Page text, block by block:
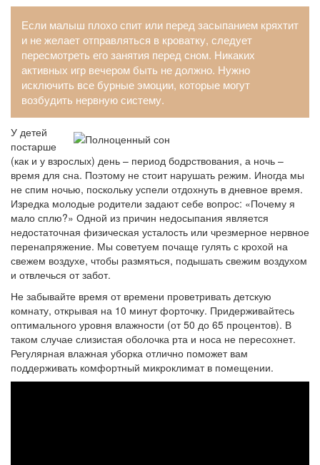
Если малыш плохо спит или перед засыпанием кряхтит
и не желает отправляться в кроватку, следует
пересмотреть его занятия перед сном. Никаких
активных игр вечером быть не должно. Нужно
исключить все бурные эмоции, которые могут
возбудить нервную систему.
У детей
постарше
(как и у взрослых) день – период бодрствования, а ночь –
время для сна. Поэтому не стоит нарушать режим. Иногда мы
не спим ночью, поскольку успели отдохнуть в дневное время.
Изредка молодые родители задают себе вопрос: «Почему я
мало сплю?» Одной из причин недосыпания является
недостаточная физическая усталость или чрезмерное нервное
перенапряжение. Мы советуем почаще гулять с крохой на
свежем воздухе, чтобы размяться, подышать свежим воздухом
и отвлечься от забот.
Не забывайте время от времени проветривать детскую
комнату, открывая на 10 минут форточку. Придерживайтесь
оптимального уровня влажности (от 50 до 65 процентов). В
таком случае слизистая оболочка рта и носа не пересохнет.
Регулярная влажная уборка отлично поможет вам
поддерживать комфортный микроклимат в помещении.